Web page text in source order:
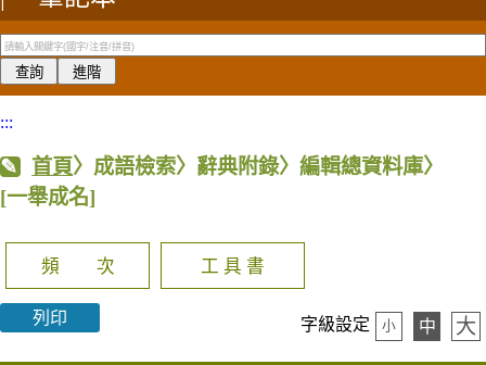
:::
首頁〉成語檢索〉辭典附錄〉編輯總資料庫〉
[一舉成名]
頻 次 工 具 書
列印 字級設定 小 中 大